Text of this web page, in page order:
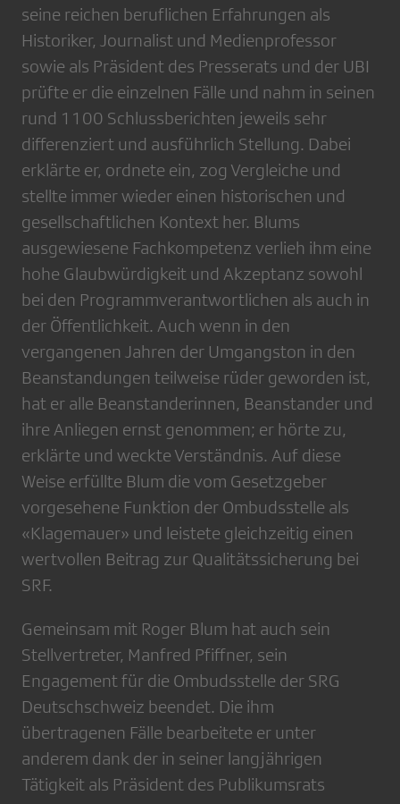
seine reichen beruflichen Erfahrungen als
Historiker, Journalist und Medienprofessor
sowie als Präsident des Presserats und der UBI
prüfte er die einzelnen Fälle und nahm in seinen
rund 1100 Schlussberichten jeweils sehr
differenziert und ausführlich Stellung. Dabei
erklärte er, ordnete ein, zog Vergleiche und
stellte immer wieder einen historischen und
gesellschaftlichen Kontext her. Blums
ausgewiesene Fachkompetenz verlieh ihm eine
hohe Glaubwürdigkeit und Akzeptanz sowohl
bei den Programmverantwortlichen als auch in
der Öffentlichkeit. Auch wenn in den
vergangenen Jahren der Umgangston in den
Beanstandungen teilweise rüder geworden ist,
hat er alle Beanstanderinnen, Beanstander und
ihre Anliegen ernst genommen; er hörte zu,
erklärte und weckte Verständnis. Auf diese
Weise erfüllte Blum die vom Gesetzgeber
vorgesehene Funktion der Ombudsstelle als
«Klagemauer» und leistete gleichzeitig einen
wertvollen Beitrag zur Qualitätssicherung bei
SRF.
Gemeinsam mit Roger Blum hat auch sein
Stellvertreter, Manfred Pfiffner, sein
Engagement für die Ombudsstelle der SRG
Deutschschweiz beendet. Die ihm
übertragenen Fälle bearbeitete er unter
anderem dank der in seiner langjährigen
Tätigkeit als Präsident des Publikumsrats